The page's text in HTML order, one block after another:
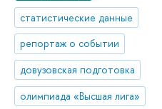
статистические данные
репортаж о событии
довузовская подготовка
олимпиада «Высшая лига»